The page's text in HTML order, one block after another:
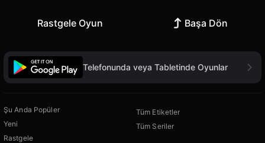
Rastgele Oyun Başa Dön
Telefonunda veya Tabletinde Oyunlar
Şu Anda Popüler
Yeni
Rastgele
Tüm Etiketler
Tüm Seriler